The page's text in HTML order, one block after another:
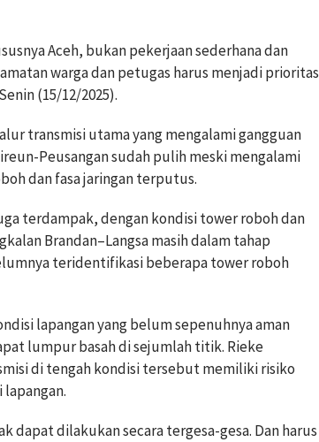
Aceh, bukan pekerjaan sederhana dan
warga dan petugas harus menjadi prioritas
(15/12/2025).
transmisi utama yang mengalami gangguan
Peusangan sudah pulih meski mengalami
dan fasa jaringan terputus.
terdampak, dengan kondisi tower roboh dan
Brandan–Langsa masih dalam tahap
teridentifikasi beberapa tower roboh
lapangan yang belum sepenuhnya aman
lumpur basah di sejumlah titik. Rieke
di tengah kondisi tersebut memiliki risiko
dilakukan secara tergesa-gesa. Dan harus